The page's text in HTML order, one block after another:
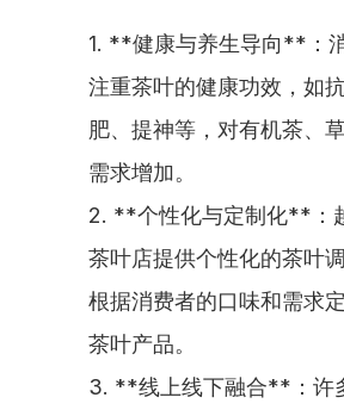
1. **健康与养生导向**：
注重茶叶的健康功效，如
肥、提神等，对有机茶、
需求增加。
2. **个性化与定制化**：
茶叶店提供个性化的茶叶
根据消费者的口味和需求
茶叶产品。
3. **线上线下融合**：许